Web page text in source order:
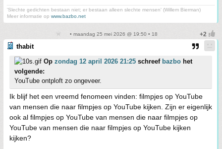
'Slechte gedichten bestaan niet; er bestaan alleen slechte mensen' (Willem Bierman)
Meer informatie op www.bazbo.net
• maandag 25 mei 2026 @ 19:50 • 18
thabit
Op zondag 12 april 2026 21:25 schreef bazbo het
volgende:
YouTube ontploft zo ongeveer.
Ik blijf het een vreemd fenomeen vinden: filmpjes op YouTube
van mensen die naar filmpjes op YouTube kijken. Zijn er eigenlijk
ook al filmpjes op YouTube van mensen die naar filmpjes op
YouTube van mensen die naar filmpjes op YouTube kijken
kijken?